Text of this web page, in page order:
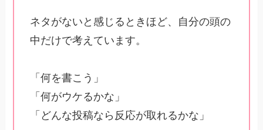
ネタがないと感じるときほど、自分の頭の
中だけで考えています。
「何を書こう」
「何がウケるかな」
「どんな投稿なら反応が取れるかな」